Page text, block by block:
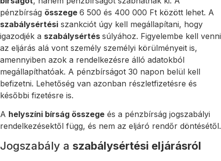
pénzbírság összege 6 500 és 400 000 Ft között lehet. A
szabálysértési szankciót úgy kell megállapítani, hogy
igazodjék a szabálysértés súlyához. Figyelembe kell venni
az eljárás alá vont személy személyi körülményeit is,
amennyiben azok a rendelkezésre álló adatokból
megállapíthatóak. A pénzbírságot 30 napon belül kell
befizetni. Lehetőség van azonban részletfizetésre és
későbbi fizetésre is.
A helyszíni bírság összege és a pénzbírság jogszabályi
rendelkezésektől függ, és nem az eljáró rendőr döntésétől.
Jogszabály a szabálysértési eljárásról